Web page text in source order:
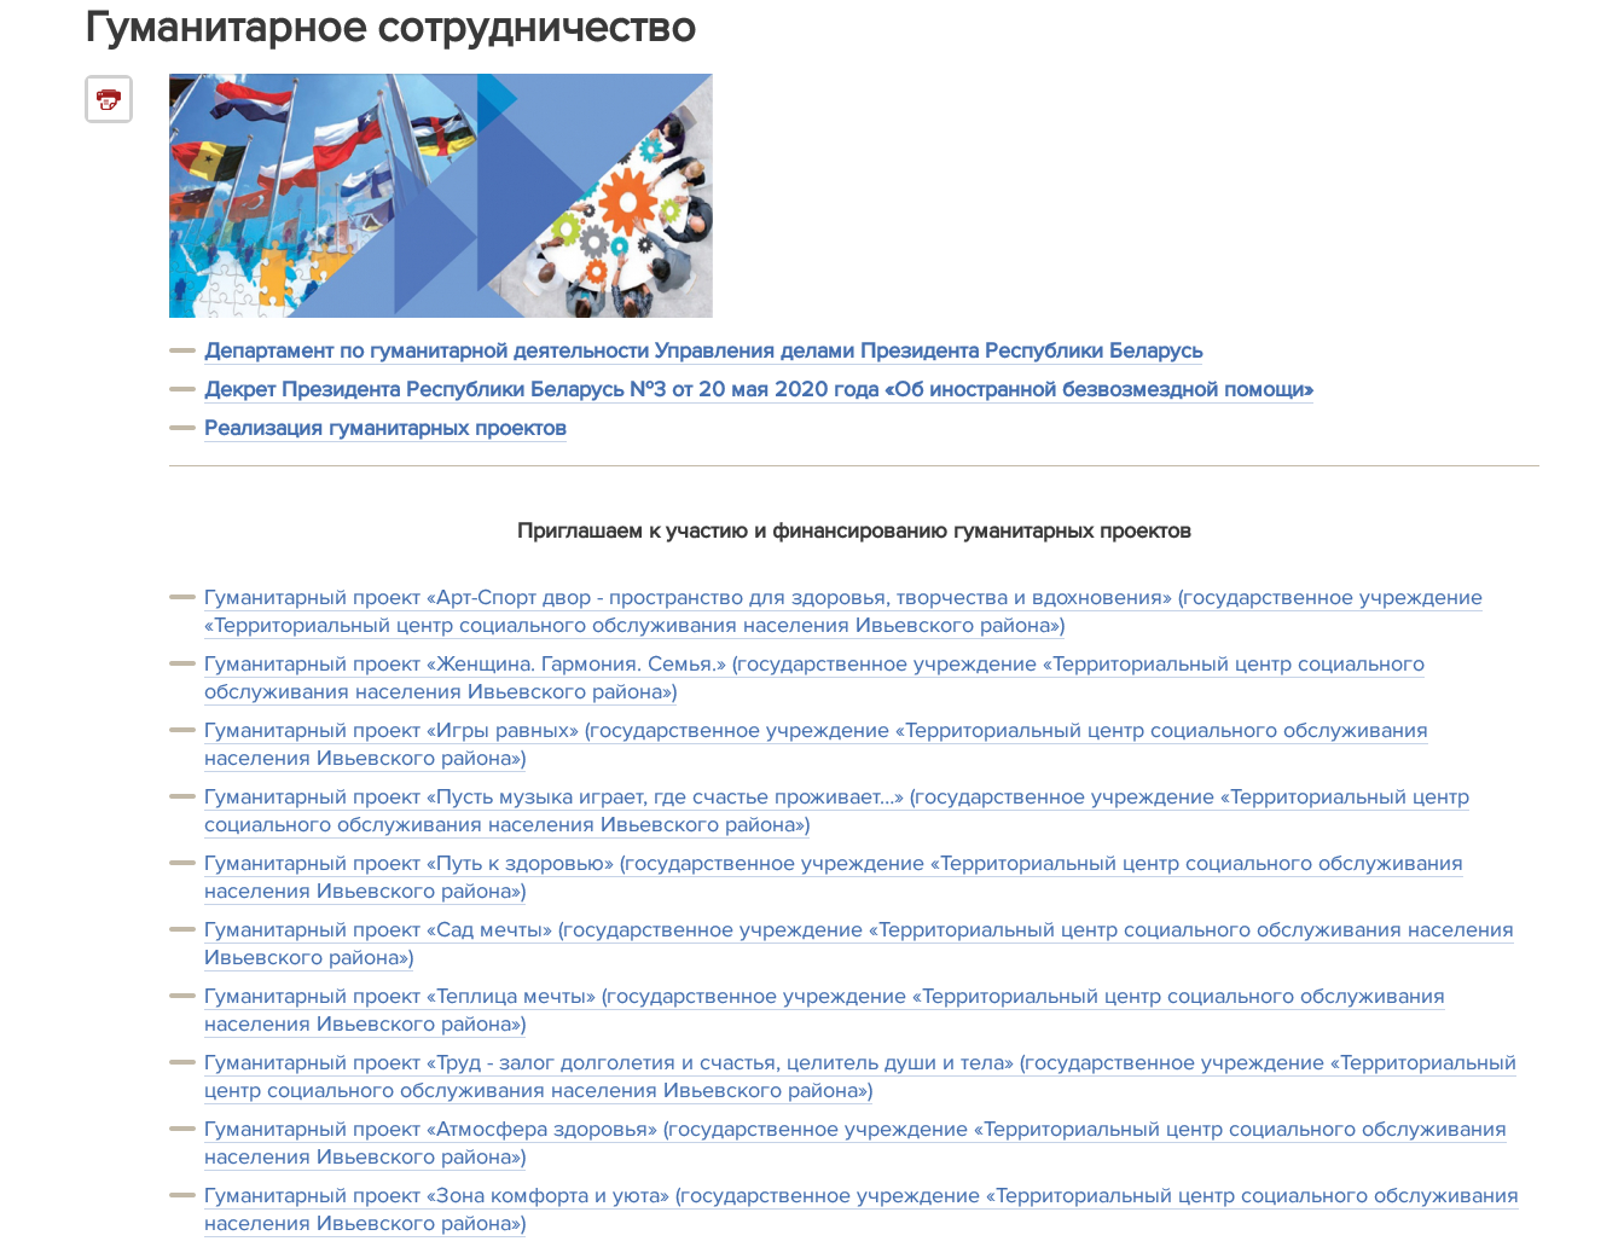
Гуманитарное сотрудничество
Департамент по гуманитарной деятельности Управления делами Президента Республики Беларусь
Декрет Президента Республики Беларусь №3 от 20 мая 2020 года «Об иностранной безвозмездной помощи»
Реализация гуманитарных проектов
Приглашаем к участию и финансированию гуманитарных проектов
Гуманитарный проект «Арт-Спорт двор - пространство для здоровья, творчества и вдохновения» (государственное учреждение
«Территориальный центр социального обслуживания населения Ивьевского района»)
Гуманитарный проект «Женщина. Гармония. Семья.» (государственное учреждение «Территориальный центр социального
обслуживания населения Ивьевского района»)
Гуманитарный проект «Игры равных» (государственное учреждение «Территориальный центр социального обслуживания
населения Ивьевского района»)
Гуманитарный проект «Пусть музыка играет, где счастье проживает…» (государственное учреждение «Территориальный центр
социального обслуживания населения Ивьевского района»)
Гуманитарный проект «Путь к здоровью» (государственное учреждение «Территориальный центр социального обслуживания
населения Ивьевского района»)
Гуманитарный проект «Сад мечты» (государственное учреждение «Территориальный центр социального обслуживания населения
Ивьевского района»)
Гуманитарный проект «Теплица мечты» (государственное учреждение «Территориальный центр социального обслуживания
населения Ивьевского района»)
Гуманитарный проект «Труд - залог долголетия и счастья, целитель души и тела» (государственное учреждение «Территориальный
центр социального обслуживания населения Ивьевского района»)
Гуманитарный проект «Атмосфера здоровья» (государственное учреждение «Территориальный центр социального обслуживания
населения Ивьевского района»)
Гуманитарный проект «Зона комфорта и уюта» (государственное учреждение «Территориальный центр социального обслуживания
населения Ивьевского района»)